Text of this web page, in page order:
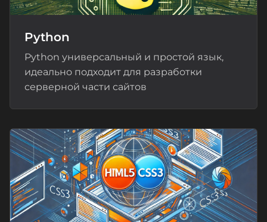
Python
Python универсальный и простой язык,
идеально подходит для разработки
серверной части сайтов